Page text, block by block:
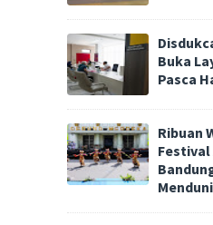
Buka
Pasca
Ribuan
Festival